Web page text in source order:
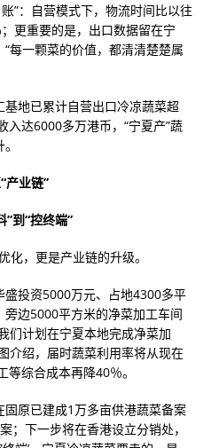
”：自营模式下，物流时间比以往
更重要的是，出口数据留在宁
每一颗菜的价值，都清清楚楚属
地已累计自营出口冷凉蔬菜超
达6000多万港币，“宁夏产”蔬
产业链”
”到“控终端”
化，更是产业链的升级。
投资5000万元、占地4300多平
边5000平方米的净菜加工车间
们计划在宁夏本地完成净菜加
介绍，届时蔬菜利用率将从现在
综合成本再降40％。
原已建成1万多亩供港蔬菜备案
；下一步将在香港设立分销处，